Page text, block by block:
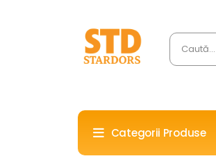
Categorii Produse